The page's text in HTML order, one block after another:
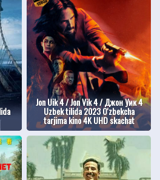
Jon Uik 4 / Jon Vik 4 / Джон Уик 4
Uzbek tilida 2023 O'zbekcha
tarjima kino 4K UHD skachat